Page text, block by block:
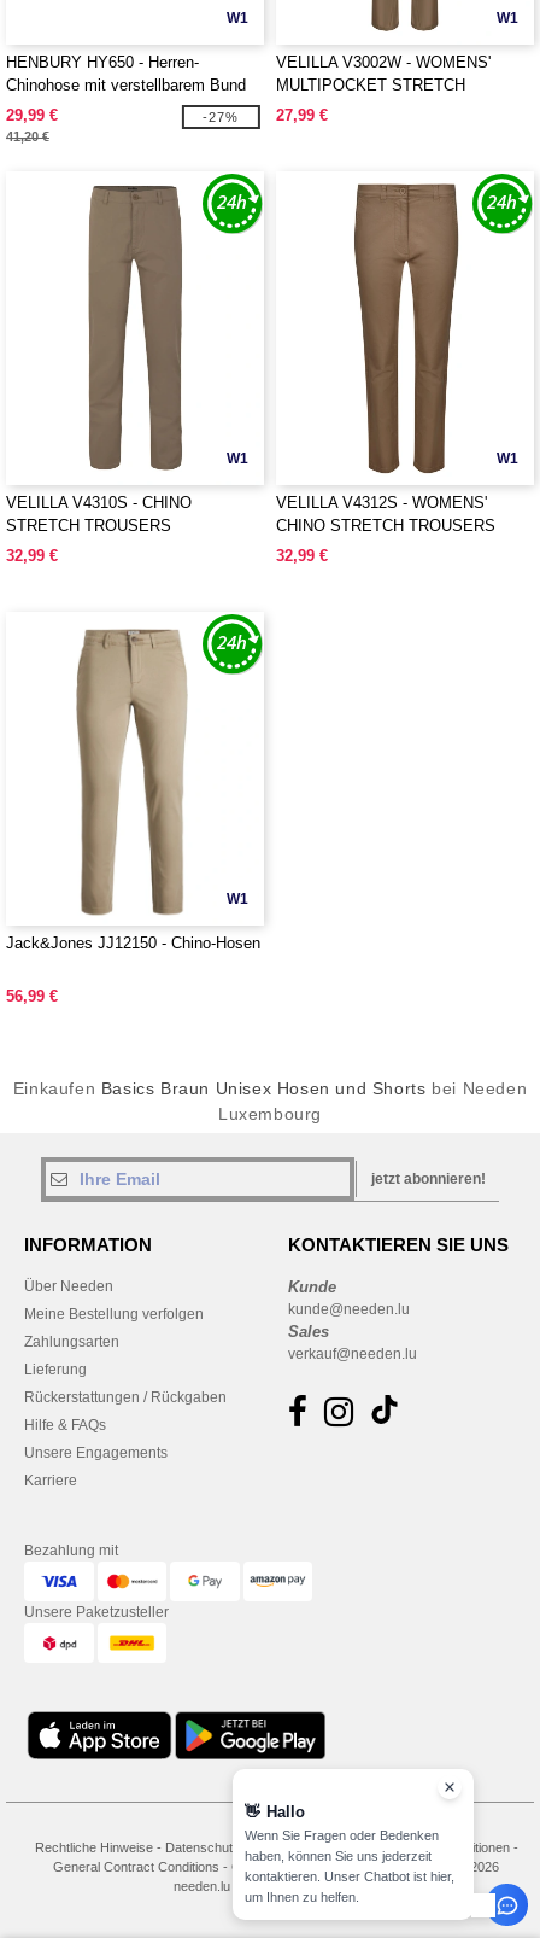
W1
HENBURY HY650 - Herren-
Chinohose mit verstellbarem Bund
29,99 €
41,20 €
-27%
W1
VELILLA V3002W - WOMENS'
MULTIPOCKET STRETCH
TROUSERS
27,99 €
W1
VELILLA V4310S - CHINO
STRETCH TROUSERS
32,99 €
W1
VELILLA V4312S - WOMENS'
CHINO STRETCH TROUSERS
32,99 €
W1
Jack&Jones JJ12150 - Chino-Hosen
56,99 €
Einkaufen Basics Braun Unisex Hosen und Shorts bei Needen
Luxembourg
jetzt abonnieren!
INFORMATION
Über Needen
Meine Bestellung verfolgen
Zahlungsarten
Lieferung
Rückerstattungen / Rückgaben
Hilfe & FAQs
Unsere Engagements
Karriere
KONTAKTIEREN SIE UNS
Kunde
kunde@needen.lu
Sales
verkauf@needen.lu
Bezahlung mit
Unsere Paketzusteller
Rechtliche Hinweise- Datenschutzbestimmungen - Bedingungen und Konditionen-
General Contract Conditions - Cookie-Richtlinie Site Map
Copyright 2026
needen.lu - Alle Rechte vorbehalten
👋 Hallo
Wenn Sie Fragen oder Bedenken
haben, können Sie uns jederzeit
kontaktieren. Unser Chatbot ist hier,
um Ihnen zu helfen.